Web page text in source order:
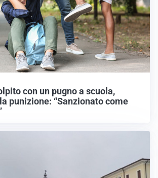
con un pugno a scuola,
punizione: “Sanzionato come